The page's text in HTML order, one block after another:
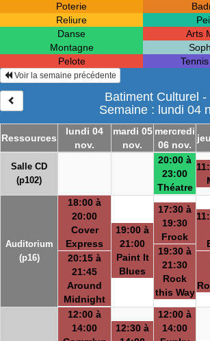
Poterie
Reliure
Danse
Arts
Montagne
Pelote
Voir la semaine précédente
Batiment Culturel
Semaine : lundi 04
Ressources
lundi 04
nov.
mardi 05
nov.
mercredi
06 nov.
Salle CD
(p102)
20:00 à
23:00
Théatre
Auditorium
(p16)
18:00 à
20:00
Cover
Express
20:15 à
21:45
Around
Midnight
19:00 à
21:00
Paint It
Blues
17:30 à
19:30
Frock
19:30 à
21:30
Rock
this Way
12:00 à
14:00
12:30 à
12:00 à
14:00